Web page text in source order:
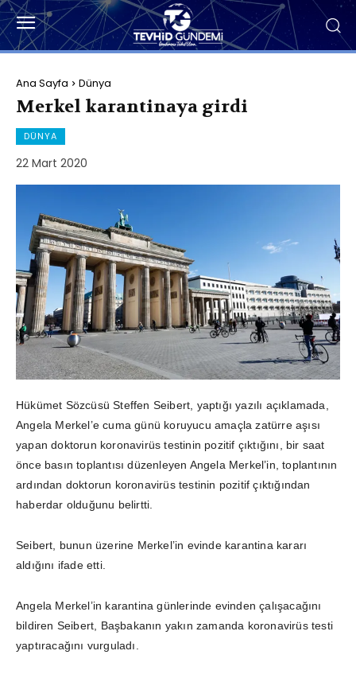
Ana Sayfa Dünya
Merkel karantinaya girdi
DÜNYA
22 Mart 2020
Hükümet Sözcüsü Steffen Seibert, yaptığı yazılı açıklamada,
Angela Merkel’e cuma günü koruyucu amaçla zatürre aşısı
yapan doktorun koronavirüs testinin pozitif çıktığını, bir saat
önce basın toplantısı düzenleyen Angela Merkel’in, toplantının
ardından doktorun koronavirüs testinin pozitif çıktığından
haberdar olduğunu belirtti.
Seibert, bunun üzerine Merkel’in evinde karantina kararı
aldığını ifade etti.
Angela Merkel’in karantina günlerinde evinden çalışacağını
bildiren Seibert, Başbakanın yakın zamanda koronavirüs testi
yaptıracağını vurguladı.